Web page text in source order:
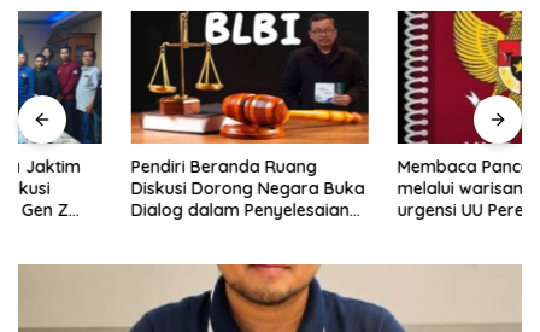
Pendiri Beranda Ruang
Diskusi Dorong Negara Buka
Dialog dalam Penyelesaian
Membaca Pancasilanomics
melalui warisan Sumitro dan
urgensi UU Perekonomian